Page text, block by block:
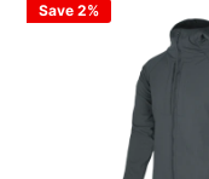
Save 2%